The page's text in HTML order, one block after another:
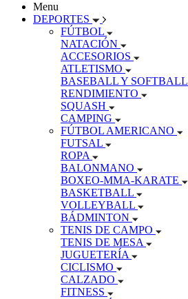
Menu
DEPORTES
FÚTBOL
NATACIÓN
ACCESORIOS
ATLETISMO
BASEBALL Y SOFTBALL
RENDIMIENTO
SQUASH
CAMPING
FÚTBOL AMERICANO
FUTSAL
ROPA
BALONMANO
BOXEO-MMA-KARATE
BASKETBALL
VOLLEYBALL
BÁDMINTON
TENIS DE CAMPO
TENIS DE MESA
JUGUETERÍA
CICLISMO
CALZADO
FITNESS